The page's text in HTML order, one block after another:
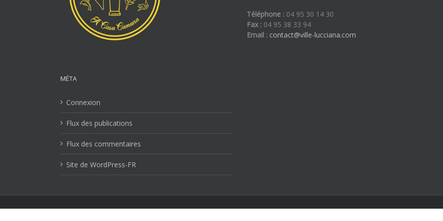
MÉTA
Connexion
Flux des publications
Flux des commentaires
Site de WordPress-FR
Téléphone :04 95 30 14 30
Fax :04 95 38 33 94
Email : contact@ville-lucciana.com